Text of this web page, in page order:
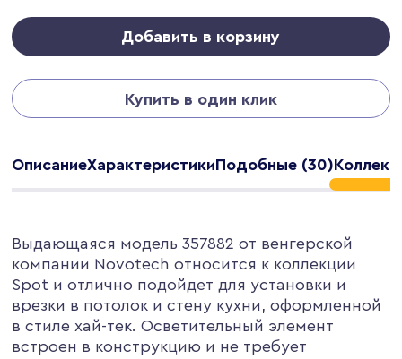
Добавить в корзину
Купить в один клик
ОписаниеХарактеристикиПодобные (30)
Выдающаяся модель 357882 от венгерской
компании Novotech относится к коллекции
Spot и отлично подойдет для установки и
врезки в потолок и стену кухни, оформленной
в стиле хай-тек. Осветительный элемент
встроен в конструкцию и не требует